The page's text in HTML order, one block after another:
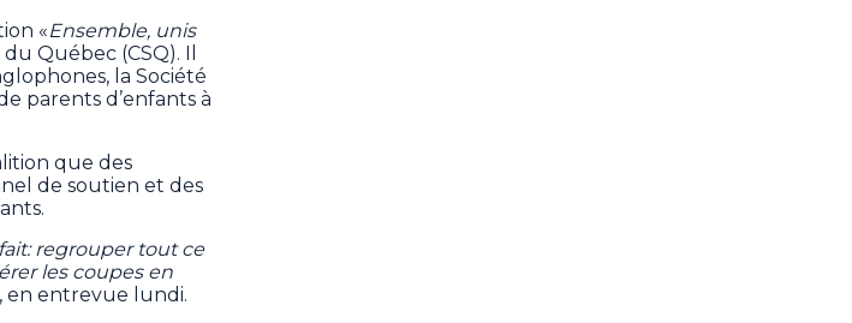
«Ensemble, unis
Québec (CSQ). Il
la Société
parents d’enfants à
que des
de soutien et des
regrouper tout ce
les coupes en
en entrevue lundi.